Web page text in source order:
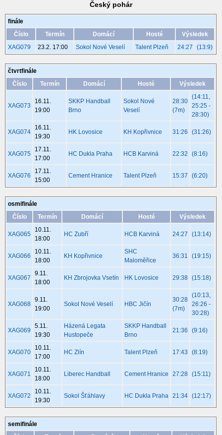
Český pohár
finále
Číslo
Termín Domácí Hosté
Výsledek
XAG079
23.2. 17:00 Sokol Nové Veselí Talent Plzeň 24:27 (13:9)
čtvrtfinále
Číslo
Termín Domácí Hosté Výsledek
XAG073
16.11.
19:00
SKKP Handball
Brno
Sokol Nové
Veselí
28:30
(7m)
(14:11,
25:25 -
28:30)
XAG074
16.11.
19:30
HK Lovosice KH Kopřivnice 31:26 (31:26)
XAG075
17.11.
17:00
HC Dukla Praha HCB Karviná 22:32 (8:16)
XAG076
17.11.
15:00
Cement Hranice Talent Plzeň 15:37 (6:20)
osmifinále
Číslo
Termín Domácí Hosté Výsledek
XAG065
10.11.
18:00
HC Zubří HCB Karviná 24:27 (13:14)
XAG066
10.11.
18:00
KH Kopřivnice
SHC
Maloměřice
36:31 (19:15)
XAG067
9.11.
18:00
KH Zbrojovka Vsetín HK Lovosice 29:38 (15:18)
XAG068
9.11.
19:00
Sokol Nové Veselí HBC Jičín
30:28
(7m)
(10:13,
26:26 -
30:28)
XAG069
5.11.
19:30
Házená Legata
Hustopeče
SKKP Handball
Brno
21:36 (9:16)
XAG070
10.11.
17:00
HC Zlín Talent Plzeň 17:43 (8:19)
XAG071
10.11.
18:00
Liberec Handball Cement Hranice 27:28 (15:11)
XAG072
10.11.
19:30
Sokol Šťáhlavy HC Dukla Praha 21:34 (12:17)
semifinále